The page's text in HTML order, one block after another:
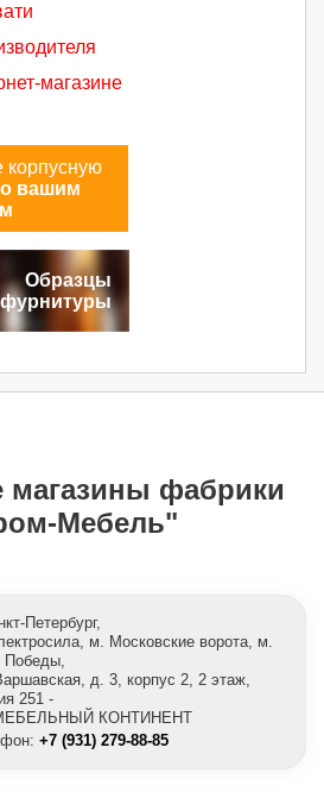
магазине
корпусную
вашим
Образцы
фурнитуры
фабрики
Мебель"
Петербург,
м. Московские ворота, м.
Победы,
д. 3, корпус 2, 2 этаж,
251 -
КОНТИНЕНТ
+7 (931) 279-88-85